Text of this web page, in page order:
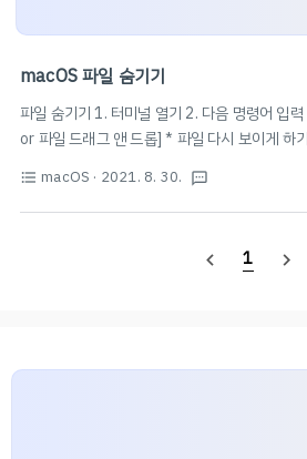
macOS 파일 숨기기
파일 숨기기 1. 터미널 열기 2. 다음 명령어
or 파일 드래그 앤 드롭] * 파일 다시 보이게
format_list_bulleted macOS · 2021. 8. 30. textsms
navigate_before 1 navigate_next